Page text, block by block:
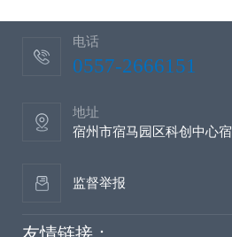
电话
0557-2666151
地址
宿州市宿马园区科创中心
监督举报